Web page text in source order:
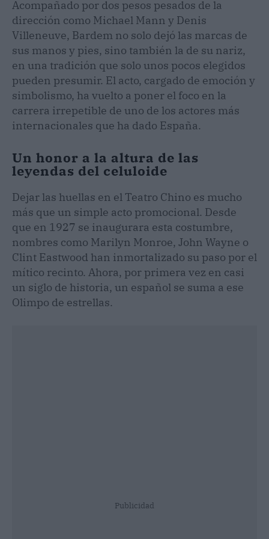
Acompañado por dos pesos pesados de la
dirección como Michael Mann y Denis
Villeneuve, Bardem no solo dejó las marcas de
sus manos y pies, sino también la de su nariz,
en una tradición que solo unos pocos elegidos
pueden presumir. El acto, cargado de emoción y
simbolismo, ha vuelto a poner el foco en la
carrera irrepetible de uno de los actores más
internacionales que ha dado España.
Un honor a la altura de las
leyendas del celuloide
Dejar las huellas en el Teatro Chino es mucho
más que un simple acto promocional. Desde
que en 1927 se inaugurara esta costumbre,
nombres como Marilyn Monroe, John Wayne o
Clint Eastwood han inmortalizado su paso por el
mítico recinto. Ahora, por primera vez en casi
un siglo de historia, un español se suma a ese
Olimpo de estrellas.
Publicidad